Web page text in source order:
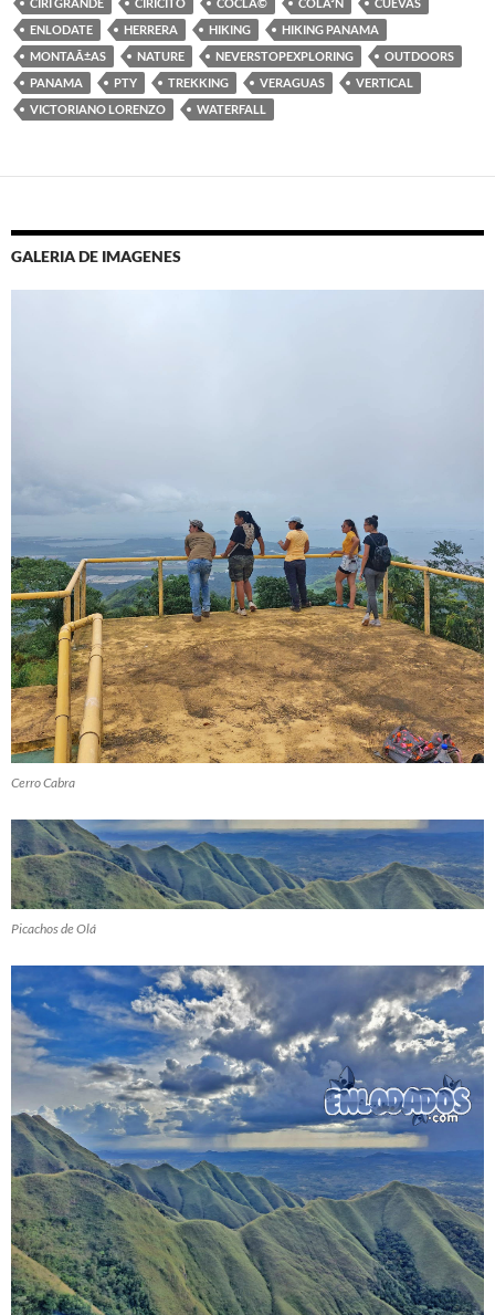
ENLODATE
HERRERA HIKING
HIKING PANAMA
MONTAÃ±AS
NATURE NEVERSTOPEXPLORING
OUTDOORS
PANAMA
PTY TREKKING VERAGUAS
VERTICAL
VICTORIANO LORENZO
WATERFALL
GALERIA DE IMAGENES
Cerro Cabra
Picachos de Olá